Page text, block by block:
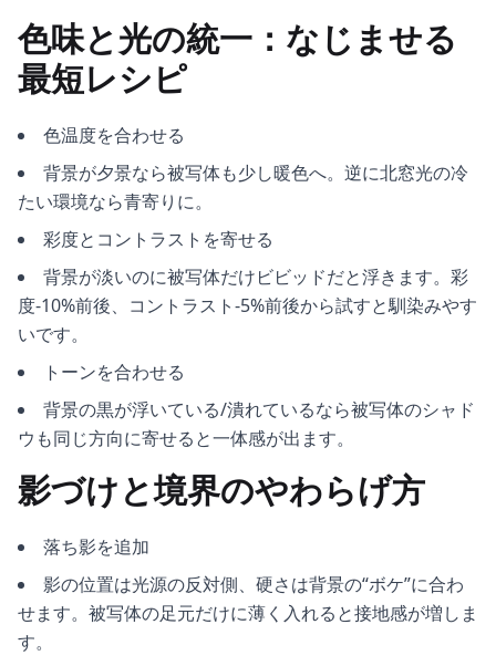
色味と光の統一：なじませる
最短レシピ
色温度を合わせる
背景が夕景なら被写体も少し暖色へ。逆に北窓光の冷
たい環境なら青寄りに。
彩度とコントラストを寄せる
背景が淡いのに被写体だけビビッドだと浮きます。彩
度-10%前後、コントラスト-5%前後から試すと馴染みやす
いです。
トーンを合わせる
背景の黒が浮いている/潰れているなら被写体のシャド
ウも同じ方向に寄せると一体感が出ます。
影づけと境界のやわらげ方
落ち影を追加
影の位置は光源の反対側、硬さは背景の“ボケ”に合わ
せます。被写体の足元だけに薄く入れると接地感が増しま
す。